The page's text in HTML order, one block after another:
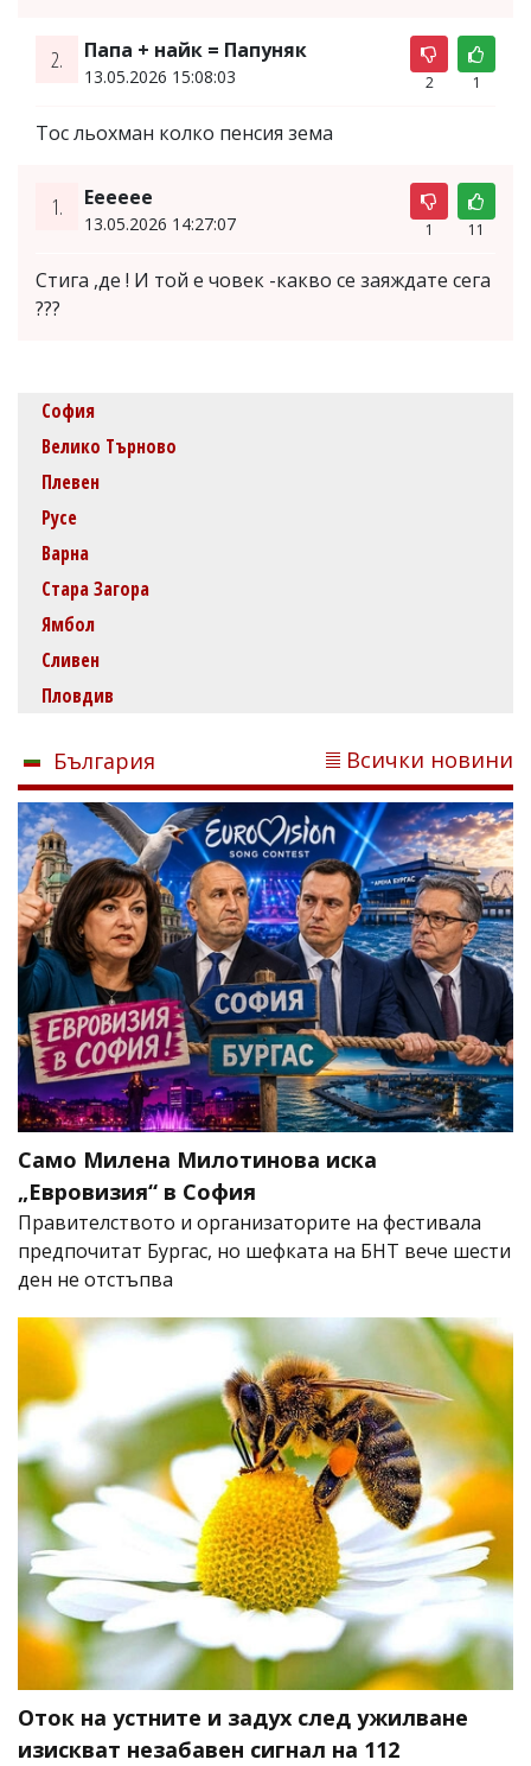
2. Папа + найк = Папуняк
13.05.2026 15:08:03 2 1
Тос льохман колко пенсия зема
1. Ееееее
13.05.2026 14:27:07 1 11
Стига ,де ! И той е човек -какво се заяждате сега
???
София
Велико Търново
Плевен
Русе
Варна
Стара Загора
Ямбол
Сливен
Пловдив
България Всички новини
Само Милена Милотинова иска
„Евровизия“ в София
Правителството и организаторите на фестивала
предпочитат Бургас, но шефката на БНТ вече шести
ден не отстъпва
Оток на устните и задух след ужилване
изискват незабавен сигнал на 112